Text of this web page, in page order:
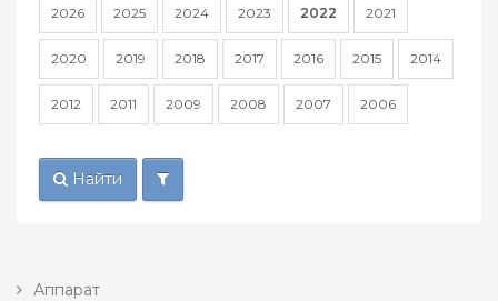
2026 2025 2024 2023 2022 2021
2020 2019 2018 2017 2016 2015 2014
2012 2011 2009 2008 2007 2006
Найти
Аппарат